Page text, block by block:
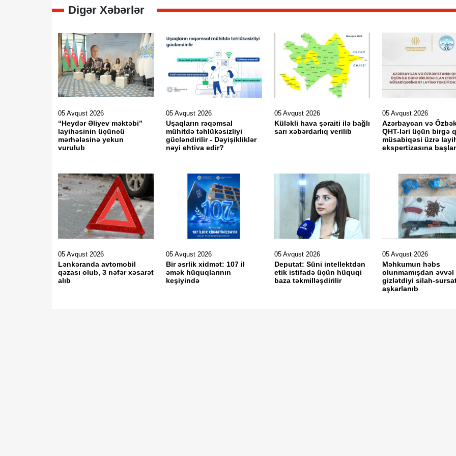
Digər Xəbərlər
05 Avqust 2026
“Heydər Əliyev məktəbi”
layihəsinin üçüncü
mərhələsinə yekun
vurulub
05 Avqust 2026
Uşaqların rəqəmsal
mühitdə təhlükəsizliyi
gücləndirilir - Dəyişikliklər
nəyi ehtiva edir?
05 Avqust 2026
Küləkli hava şəraiti ilə bağlı
sarı xəbərdarlıq verilib
05 Avqust 2026
Azərbaycan və
QHT-ləri üçün birgə
müsabiqəsi üzrə
ekspertizasına
05 Avqust 2026
Lənkəranda avtomobil
qəzası olub, 3 nəfər xəsarət
alıb
05 Avqust 2026
Bir əsrlik xidmət: 107 il
əmək hüquqlarının
keşiyində
05 Avqust 2026
Deputat: Süni intellektdən
etik istifadə üçün hüquqi
baza təkmilləşdirilir
05 Avqust 2026
Məhkumun həbs
olunmamışdan əvvəl
gizlətdiyi silah-
aşkarlanıb